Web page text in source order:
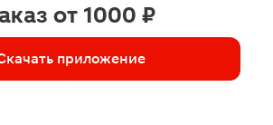
от 1000 ₽
приложение